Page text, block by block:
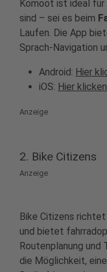
Komoot ist ideal für
sind – sei es beim
Laufen. Die App
Sprach-Navigation
Android: Hier
iOS: Hier
Anzeige
2. Bike Citizens
Anzeige
Bike Citizens richtet
und bietet
Routenplanung und
die Möglichkeit,